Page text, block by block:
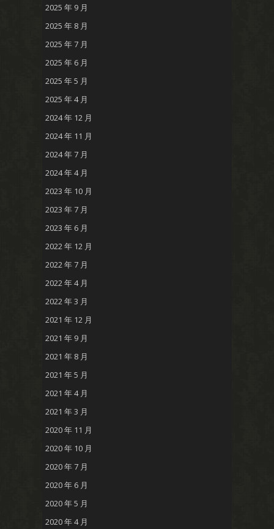
2025 年 9 月
2025 年 8 月
2025 年 7 月
2025 年 6 月
2025 年 5 月
2025 年 4 月
2024 年 12 月
2024 年 11 月
2024 年 7 月
2024 年 4 月
2023 年 10 月
2023 年 7 月
2023 年 6 月
2022 年 12 月
2022 年 7 月
2022 年 4 月
2022 年 3 月
2021 年 12 月
2021 年 9 月
2021 年 8 月
2021 年 5 月
2021 年 4 月
2021 年 3 月
2020 年 11 月
2020 年 10 月
2020 年 7 月
2020 年 6 月
2020 年 5 月
2020 年 4 月